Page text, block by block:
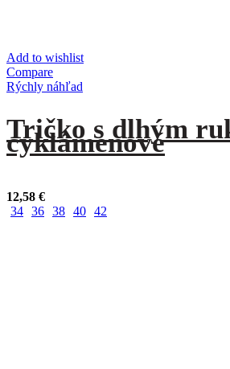
Add to wishlist
Compare
Rýchly náhľad
Tričko s dlhým
cyklámenové
12,58 €
34 36 38 40 42